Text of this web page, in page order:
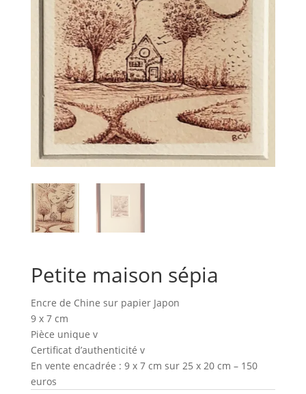
Petite maison sépia
Encre de Chine sur papier Japon
9 x 7 cm
Pièce unique v
Certificat d’authenticité v
En vente encadrée : 9 x 7 cm sur 25 x 20 cm – 150
euros